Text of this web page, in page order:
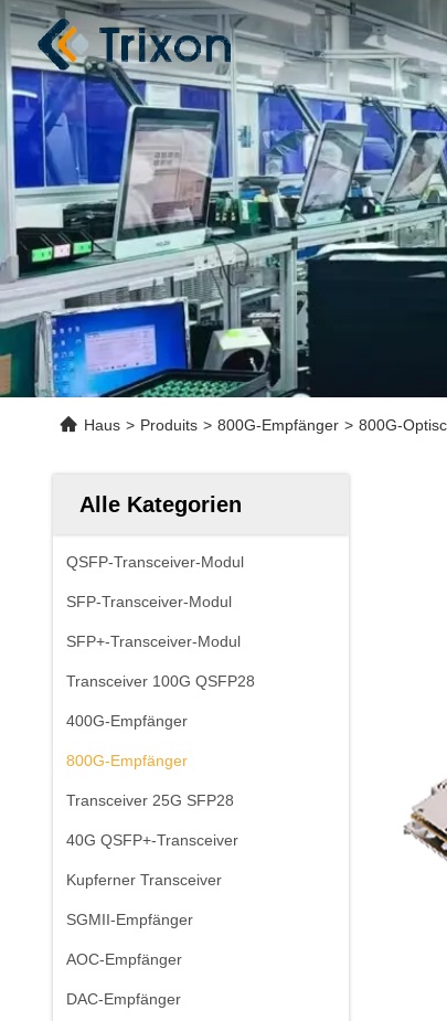
Haus > Produits > 800G-Empfänger > 800G-
Alle Kategorien
QSFP-Transceiver-Modul
SFP-Transceiver-Modul
SFP+-Transceiver-Modul
Transceiver 100G QSFP28
400G-Empfänger
800G-Empfänger
Transceiver 25G SFP28
40G QSFP+-Transceiver
Kupferner Transceiver
SGMII-Empfänger
AOC-Empfänger
DAC-Empfänger